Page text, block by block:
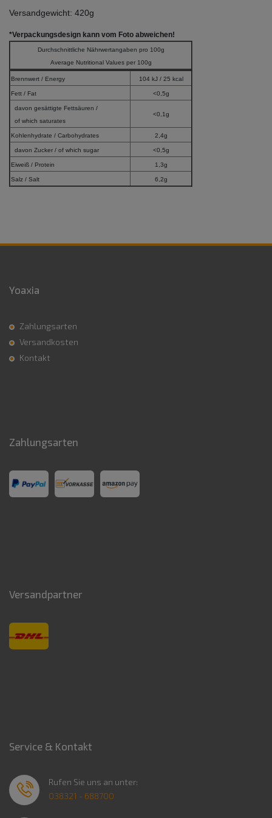
Versandgewicht: 420g
*Verpackungsdesign kann vom Foto abweichen!
Durchschnittliche Nährwertangaben pro 100g
Average Nutritional Values per 100g
Brennwert / Energy 104 kJ / 25 kcal
Fett / Fat <0,5g
davon gesättigte Fettsäuren /
of which saturates
<0,1g
Kohlenhydrate / Carbohydrates 2,4g
davon Zucker / of which sugar <0,5g
Eiweiß / Protein 1,3g
Salz / Salt 6,2g
Yoaxia
Zahlungsarten
Versandkosten
Kontakt
Zahlungsarten
Versandpartner
Service & Kontakt
Rufen Sie uns an unter:
038321 - 688700